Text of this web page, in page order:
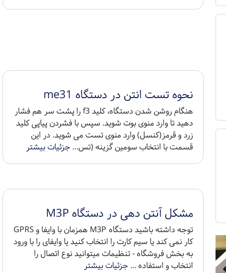
نحوه تست انتن در دستگاه me31
هنگام روشن شدن دستگاه، کلید f3 را پشت سر هم فشار
دهید تا وارد منوی بوت شوید. سپس با فشردن پیاپی کلید
زرد و قرمز(کنسل) وارد منوی تست می شوید. در این
قسمت با انتخاب سومین گزینه (تس...جزئیات بیشتر
مشکل آنتن دهی در دستگاه M3P
توجه داشته باشید دستگاه M3P همزمان با وایفا و GPRS
کار نمی کند یا سیم کارت را انتخاب کنید یا وایفای را با ورود
به بخش فروشگاه - تنظیمات میتوانید نوع اتصال را
انتخاب و استفاده ...جزئیات بیشتر